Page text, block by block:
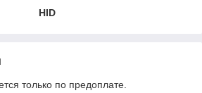
HID
только по предоплате.